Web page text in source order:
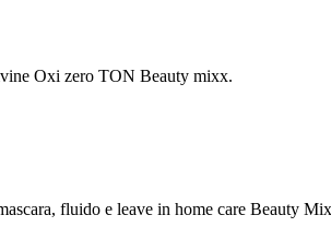
Oxi zero TON Beauty mixx.
fluido e leave in home care Beauty